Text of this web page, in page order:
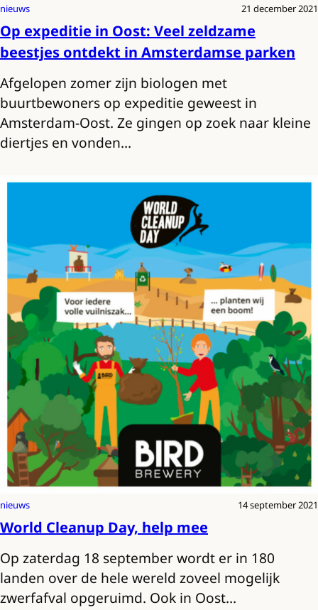
nieuws 21 december 2021
Op expeditie in Oost: Veel zeldzame
beestjes ontdekt in Amsterdamse parken
Afgelopen zomer zijn biologen met
buurtbewoners op expeditie geweest in
Amsterdam-Oost. Ze gingen op zoek naar kleine
diertjes en vonden…
nieuws 14 september 2021
World Cleanup Day, help mee
Op zaterdag 18 september wordt er in 180
landen over de hele wereld zoveel mogelijk
zwerfafval opgeruimd. Ook in Oost…